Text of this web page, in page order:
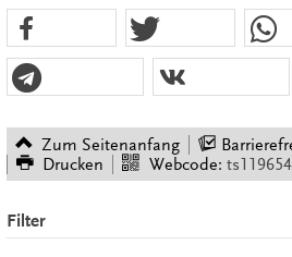
Zum Seitenanfang
Drucken
Webcode: ts119654
Filter